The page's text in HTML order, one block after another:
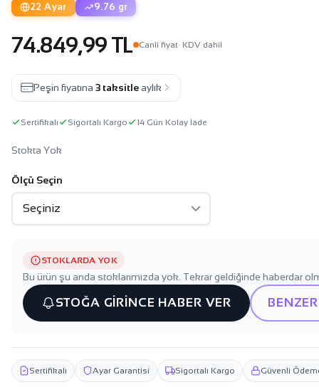
22 Ayar 9.76 gr
74.849,99 TL Canli fiyat· KDV dahil
Peşin fiyatına 3 taksitle aylık
Sertifikalı Sigortalı Kargo 14 Gün Kolay İade
Stokta Yok
Ölçü Seçin
STOKLARDA YOK
Bu ürün şu anda stoklarımızda yok. Tekrar geldiğinde haberdar
STOĞA GİRİNCE HABER VER
Sertifikalı Ayar Garantisi Sigortalı Kargo Güvenli